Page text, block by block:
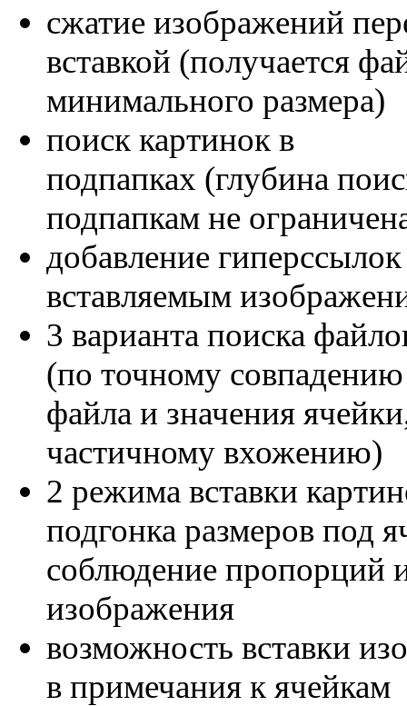
сжатие изображений
вставкой (получается
минимального размера)
поиск картинок в
подпапках (глубина
подпапкам не
добавление
вставляемым
3 варианта поиска
(по точному
файла и значения
частичному вхожению)
2 режима вставки
подгонка размеров под
соблюдение пропорций
изображения
возможность вставки
в примечания к ячейкам